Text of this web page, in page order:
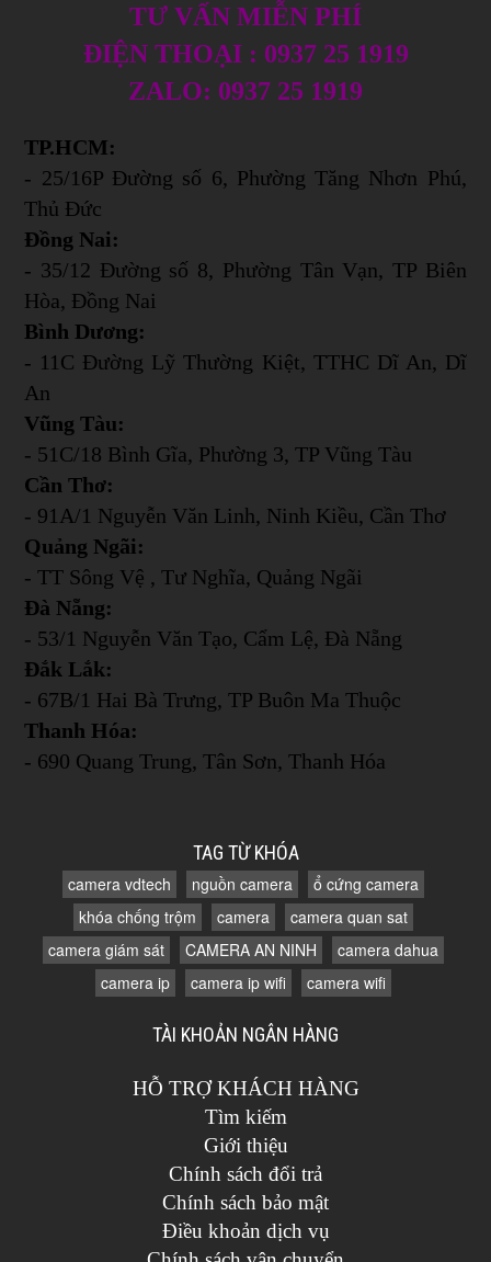
TƯ VẤN MIỄN PHÍ
ĐIỆN THOẠI : 0937 25 1919
ZALO: 0937 25 1919
TP.HCM:
- 25/16P Đường số 6, Phường Tăng Nhơn Phú,
Thủ Đức
Đồng Nai:
- 35/12 Đường số 8, Phường Tân Vạn, TP Biên
Hòa, Đồng Nai
Bình Dương:
- 11C Đường Lỹ Thường Kiệt, TTHC Dĩ An, Dĩ
An
Vũng Tàu:
- 51C/18 Bình Gĩa, Phường 3, TP Vũng Tàu
Cần Thơ:
- 91A/1 Nguyễn Văn Linh, Ninh Kiều, Cần Thơ
Quảng Ngãi:
- TT Sông Vệ , Tư Nghĩa, Quảng Ngãi
Đà Nẵng:
- 53/1 Nguyễn Văn Tạo, Cẩm Lệ, Đà Nẵng
Đắk Lắk:
- 67B/1 Hai Bà Trưng, TP Buôn Ma Thuộc
Thanh Hóa:
- 690 Quang Trung, Tân Sơn, Thanh Hóa
TAG TỪ KHÓA
camera vdtech nguồn camera
ổ cứng camera
khóa chống trộm
camera
camera quan sat
camera giám sát
CAMERA AN NINH
camera dahua
camera ip
camera ip wifi camera wifi
TÀI KHOẢN NGÂN HÀNG
HỖ TRỢ KHÁCH HÀNG
Tìm kiếm
Giới thiệu
Chính sách đổi trả
Chính sách bảo mật
Điều khoản dịch vụ